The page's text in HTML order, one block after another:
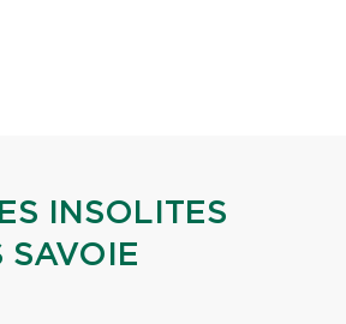
INSOLITES
SAVOIE